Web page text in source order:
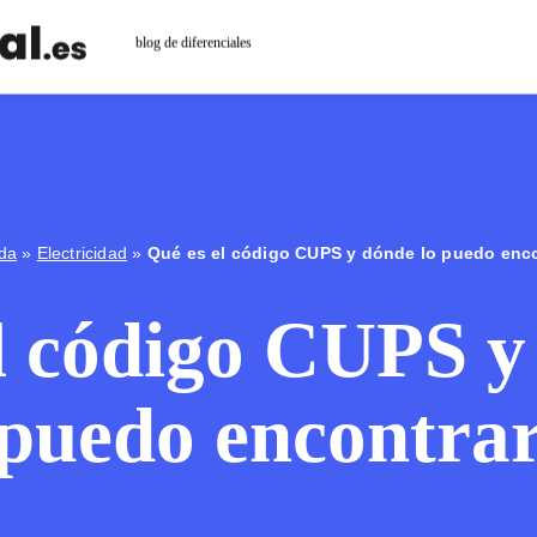
blog de diferenciales
» Electricidad » Qué es el código CUPS y dónde lo puedo
código CUPS